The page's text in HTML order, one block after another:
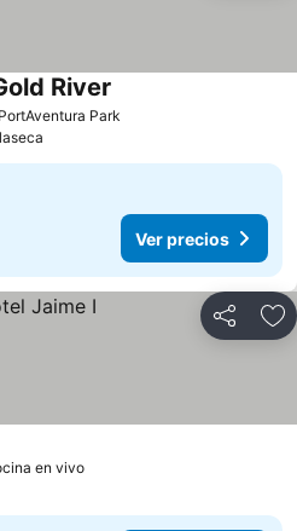
Park
River
Ver precios
Compartir
en vivo